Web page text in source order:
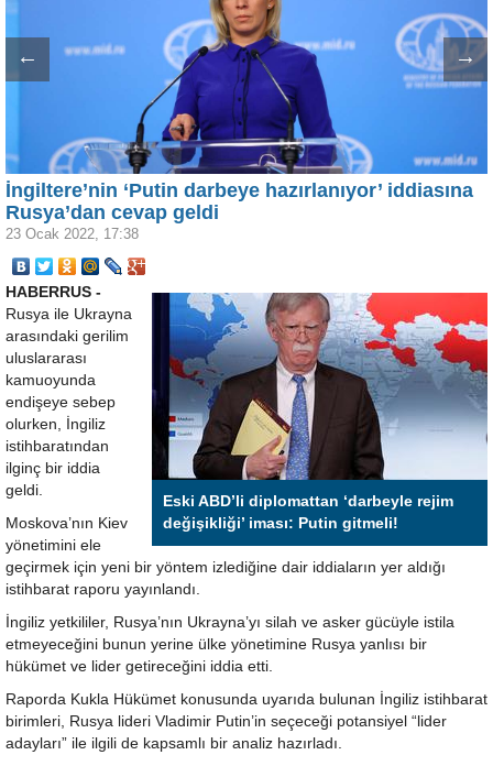
← →
İngiltere’nin ‘Putin darbeye hazırlanıyor’ iddiasına
Rusya’dan cevap geldi
23 Ocak 2022, 17:38
Eski ABD’li diplomattan ‘darbeyle rejim
değişikliği’ iması: Putin gitmeli!
HABERRUS -
Rusya ile Ukrayna
arasındaki gerilim
uluslararası
kamuoyunda
endişeye sebep
olurken, İngiliz
istihbaratından
ilginç bir iddia
geldi.
Moskova’nın Kiev
yönetimini ele
geçirmek için yeni bir yöntem izlediğine dair iddiaların yer aldığı
istihbarat raporu yayınlandı.
İngiliz yetkililer, Rusya’nın Ukrayna’yı silah ve asker gücüyle istila
etmeyeceğini bunun yerine ülke yönetimine Rusya yanlısı bir
hükümet ve lider getireceğini iddia etti.
Raporda Kukla Hükümet konusunda uyarıda bulunan İngiliz istihbarat
birimleri, Rusya lideri Vladimir Putin’in seçeceği potansiyel “lider
adayları” ile ilgili de kapsamlı bir analiz hazırladı.